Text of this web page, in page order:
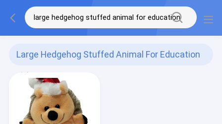
Large Hedgehog Stuffed Animal For Education
(1)